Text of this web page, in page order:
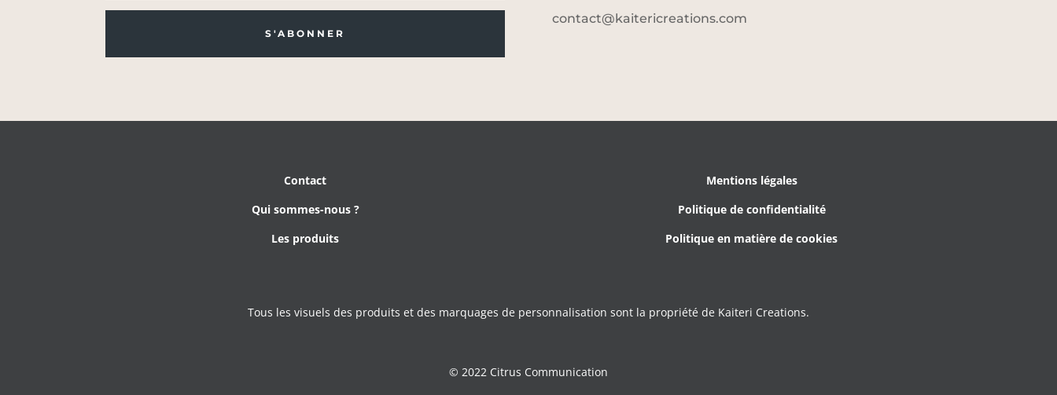
S'ABONNER
contact@kaitericreations.com
Contact
Qui sommes-nous ?
Les produits
Mentions légales
Politique de confidentialité
Politique en matière de cookies
Tous les visuels des produits et des marquages de personnalisation sont la propriété de Kaiteri Creations.
© 2022 Citrus Communication